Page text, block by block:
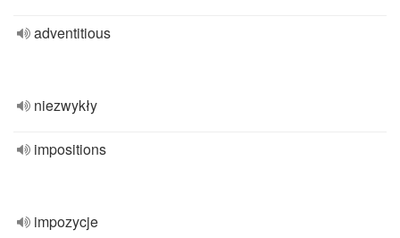
adventitious
niezwykły
impositions
impozycje